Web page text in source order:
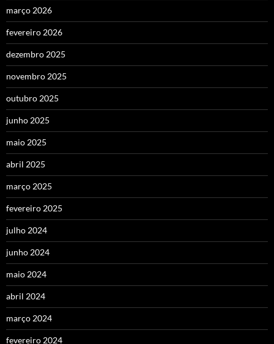
março 2026
fevereiro 2026
dezembro 2025
novembro 2025
outubro 2025
junho 2025
maio 2025
abril 2025
março 2025
fevereiro 2025
julho 2024
junho 2024
maio 2024
abril 2024
março 2024
fevereiro 2024